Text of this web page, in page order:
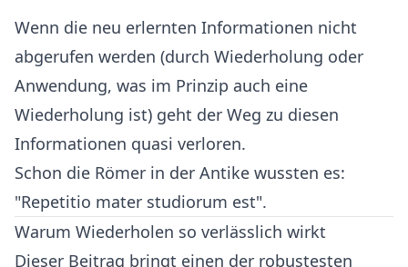
Wenn die neu erlernten Informationen nicht
abgerufen werden (durch Wiederholung oder
Anwendung, was im Prinzip auch eine
Wiederholung ist) geht der Weg zu diesen
Informationen quasi verloren.
Schon die Römer in der Antike wussten es:
"Repetitio mater studiorum est".
Warum Wiederholen so verlässlich wirkt
Dieser Beitrag bringt einen der robustesten